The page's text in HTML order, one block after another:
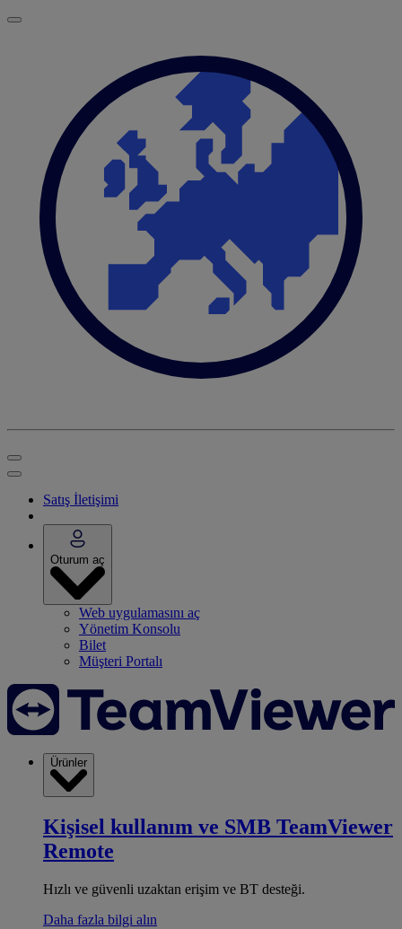
Satış İletişimi
Oturum aç
Web uygulamasını aç
Yönetim Konsolu
Bilet
Müşteri Portalı
Ürünler
Kişisel kullanım ve SMB TeamViewer
Remote
Hızlı ve güvenli uzaktan erişim ve BT desteği.
Daha fazla bilgi alın